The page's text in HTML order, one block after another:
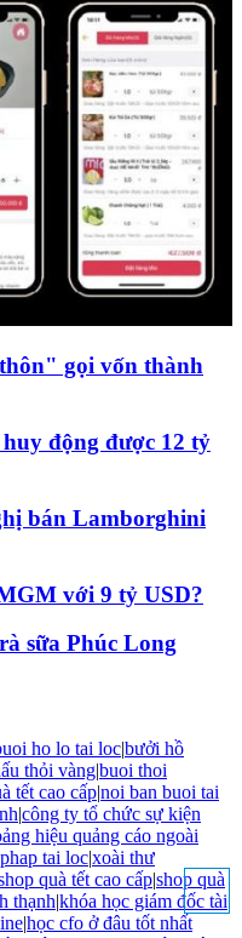
gọi vốn thành
động được 12 tỷ
bán Lamborghini
với 9 tỷ USD?
sữa Phúc Long
ho lo tai loc|bưởi hồ
thỏi vàng|buoi thoi
tết cao cấp|noi ban buoi tai
|công ty tổ chức sự kiện
hiệu quảng cáo ngoài
tai loc|xoài thư
quà tết cao cấp|shop quà
thạnh|khóa học giám đốc tài
|học cfo ở đâu tốt nhất